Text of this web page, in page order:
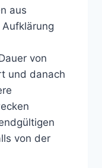
aus
von
und danach
von der